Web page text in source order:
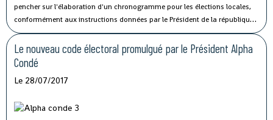
pencher sur l'élaboration d'un chronogramme pour les élections locales,
conformément aux instructions données par le Président de la république,
relatives à la mise en œuvre des recommandations de l’accord politique
du 12 octobre 2016.
Le nouveau code électoral promulgué par le Président Alpha
Condé
Le 28/07/2017